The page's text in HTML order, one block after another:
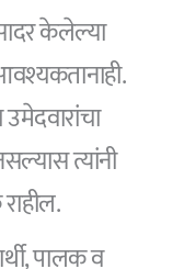
केलेल्या
त्यांनी
पालक व